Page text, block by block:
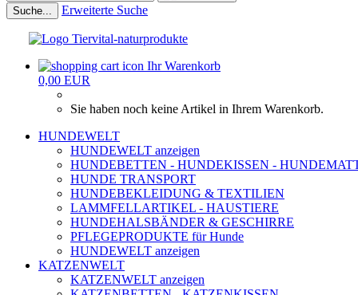
Suche... Erweiterte Suche
Ihr Warenkorb
0,00 EUR
Sie haben noch keine Artikel in Ihrem Warenkorb.
HUNDEWELT
HUNDEWELT anzeigen
HUNDEBETTEN - HUNDEKISSEN -
HUNDE TRANSPORT
HUNDEBEKLEIDUNG & TEXTILIEN
LAMMFELLARTIKEL - HAUSTIERE
HUNDEHALSBÄNDER & GESCHIRRE
PFLEGEPRODUKTE für Hunde
HUNDEWELT anzeigen
KATZENWELT
KATZENWELT anzeigen